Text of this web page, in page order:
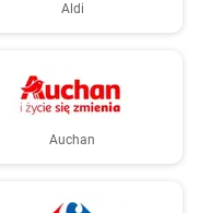
Aldi
Auchan